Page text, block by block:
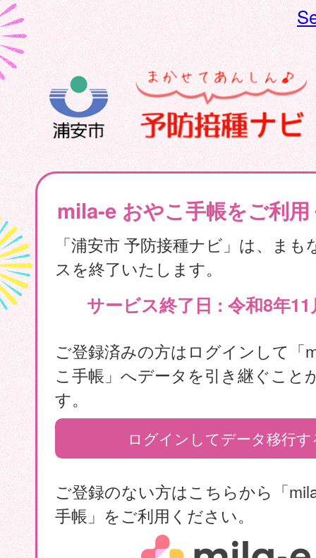
mila-e おやこ手帳をご利
「浦安市 予防接種ナビ」は、まも
スを終了いたします。
サービス終了日 : 令和8年11
ご登録済みの方はログインして「
こ手帳」へデータを引き継ぐこと
す。
ログインしてデータ移行す
ご登録のない方はこちらから「
手帳」をご利用ください。